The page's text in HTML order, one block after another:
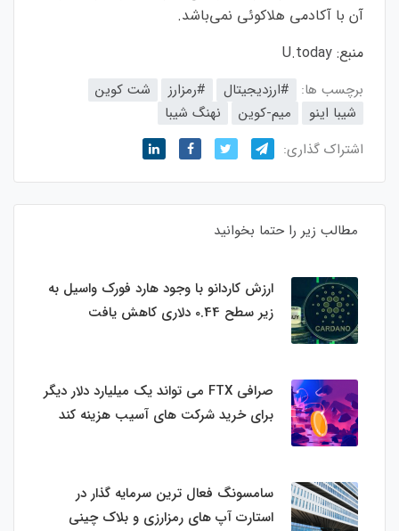
آن با آکادمی هلاکوئی نمی‌باشد.
منبع: U.today
برچسب ها: #ارزدیجیتال #رمزارز
شت کوین
شیبا اینو
میم-کوین
نهنگ شیبا
اشتراک گذاری:
مطالب زیر را حتما بخوانید
ارزش کاردانو با وجود هارد فورک واسیل به
زیر سطح 0.44 دلاری کاهش یافت
صرافی FTX می تواند یک میلیارد دلار دیگر
برای خرید شرکت های آسیب هزینه کند
سامسونگ فعال‌ ترین سرمایه‌ گذار در
استارت‌ آپ‌ های رمزارزی و بلاک چینی